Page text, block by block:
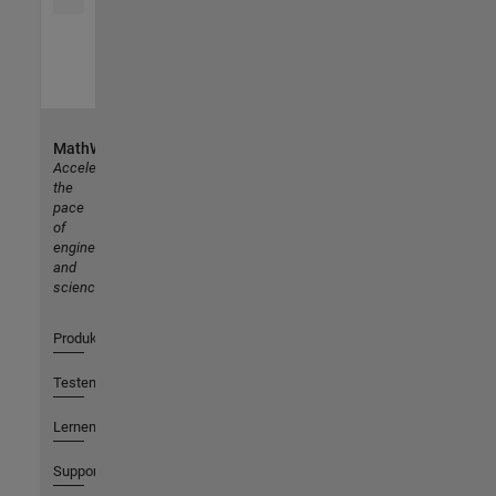
MathWorks
Accelerating
the
pace
of
engineering
and
science
Produkte
Testen oder Kaufen
Lernen
Support